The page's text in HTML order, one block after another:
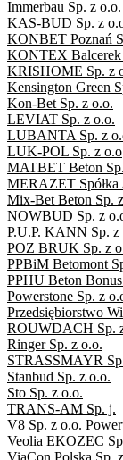
Immerbau Sp. z o.o.
KAS-BUD Sp. z
KONBET Poznań
KONTEX Balcerek
KRISHOME Sp. z
Kensington Green
Kon-Bet Sp. z o.o.
LEVIAT Sp. z o.o.
LUBANTA Sp. z
LUK-POL Sp. z o.o
MATBET Beton
MERAZET Spółka
Mix-Bet Beton Sp.
NOWBUD Sp. z
P.U.P. KANN Sp. z
POZ BRUK Sp. z
PPBiM Betomont
PPHU Beton
Powerstone Sp. z
Przedsiębiorstwo
ROUWDACH Sp.
Ringer Sp. z o.o.
STRASSMAYR
Stanbud Sp. z o.o.
Sto Sp. z o.o.
TRANS-AM Sp. j.
V8 Sp. z o.o.
Veolia EKOZEC
ViaCon Polska Sp.